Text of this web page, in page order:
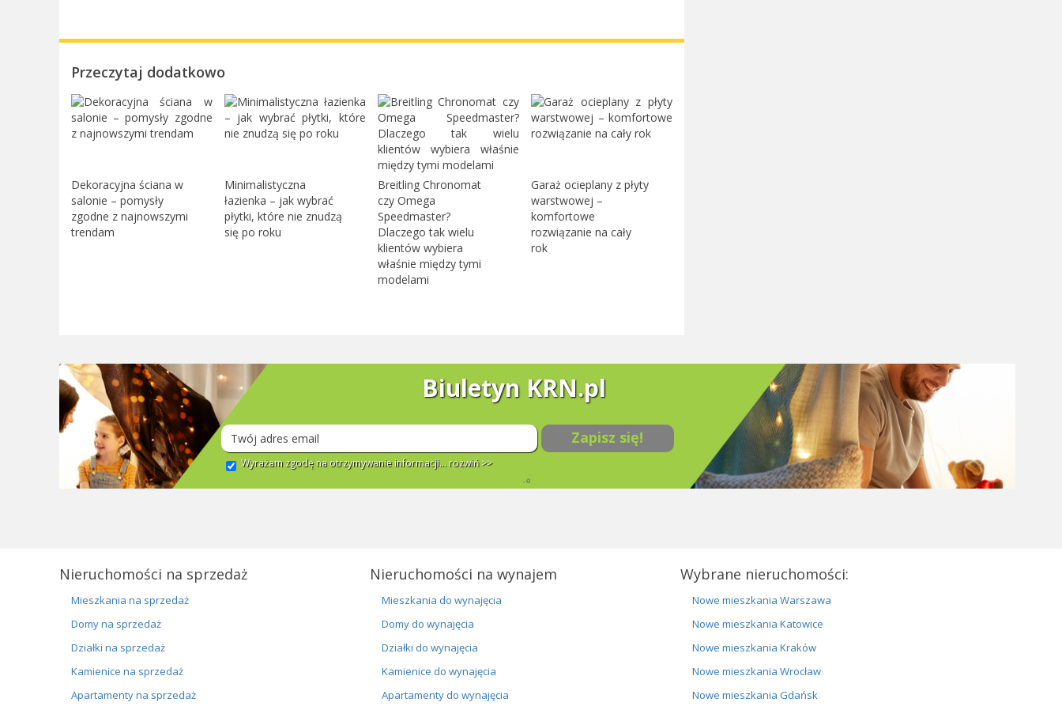
Przeczytaj dodatkowo
Dekoracyjna ściana w
salonie – pomysły
zgodne z najnowszymi
trendam
Minimalistyczna
łazienka – jak wybrać
płytki, które nie znudzą
się po roku
Breitling Chronomat
czy Omega
Speedmaster?
Dlaczego tak wielu
klientów wybiera
właśnie między tymi
modelami
Garaż ocieplany z płyty
warstwowej –
komfortowe
rozwiązanie na cały
rok
Biuletyn KRN.pl
Zapisz się!
Wyrażam zgodę na otrzymywanie informacji... rozwiń >>
Nieruchomości na sprzedaż
Mieszkania na sprzedaż
Domy na sprzedaż
Działki na sprzedaż
Kamienice na sprzedaż
Apartamenty na sprzedaż
Nieruchomości na wynajem
Mieszkania do wynajęcia
Domy do wynajęcia
Działki do wynajęcia
Kamienice do wynajęcia
Apartamenty do wynajęcia
Wybrane nieruchomości:
Nowe mieszkania Warszawa
Nowe mieszkania Katowice
Nowe mieszkania Kraków
Nowe mieszkania Wrocław
Nowe mieszkania Gdańsk